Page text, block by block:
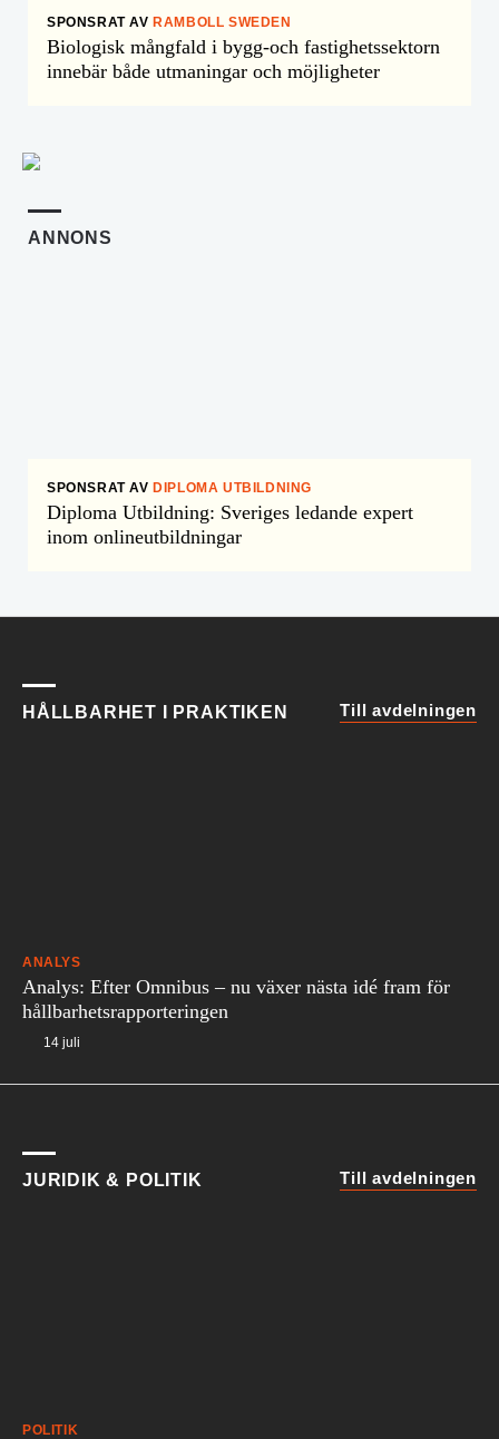
SPONSRAT AV RAMBOLL SWEDEN
Biologisk mångfald i bygg-och fastighetssektorn
innebär både utmaningar och möjligheter
ANNONS
SPONSRAT AV DIPLOMA UTBILDNING
Diploma Utbildning: Sveriges ledande expert
inom onlineutbildningar
HÅLLBARHET I PRAKTIKEN Till avdelningen
ANALYS
Analys: Efter Omnibus – nu växer nästa idé fram för
hållbarhetsrapporteringen
14 juli
JURIDIK & POLITIK Till avdelningen
POLITIK